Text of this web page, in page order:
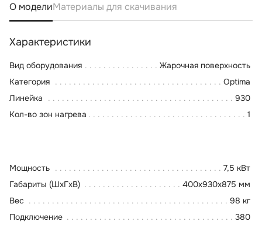
О моделиМатериалы для скачивания
Характеристики
Вид оборудования
Жарочная поверхность
Категория
Optima
Линейка
930
Кол-во зон нагрева
1
Мощность
7,5 кВт
Габариты (ШхГхВ)
400x930x875 мм
Вес
98 кг
Подключение
380